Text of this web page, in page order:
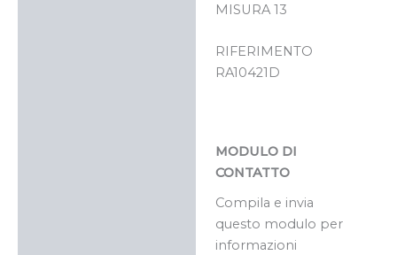
MISURA 13
RIFERIMENTO
RA10421D
MODULO DI
CONTATTO
Compila e invia
questo modulo per
informazioni